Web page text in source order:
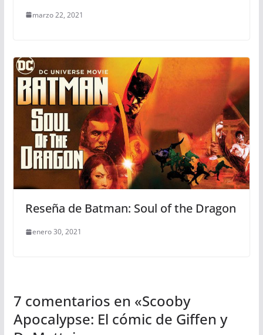
marzo 22, 2021
Reseña de Batman: Soul of the Dragon
enero 30, 2021
7 comentarios en «Scooby
Apocalypse: El cómic de Giffen y